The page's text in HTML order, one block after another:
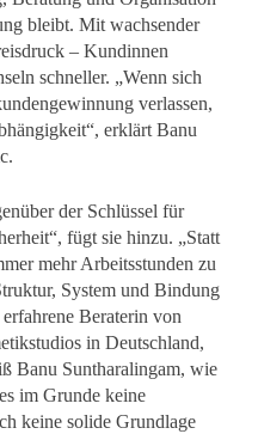
bleibt. Mit wachsender
– Kundinnen
schneller. „Wenn sich
verlassen,
erklärt Banu
der Schlüssel für
fügt sie hinzu. „Statt
mehr Arbeitsstunden zu
System und Bindung
Beraterin von
in Deutschland,
Banu Suntharalingam, wie
im Grunde keine
keine solide Grundlage